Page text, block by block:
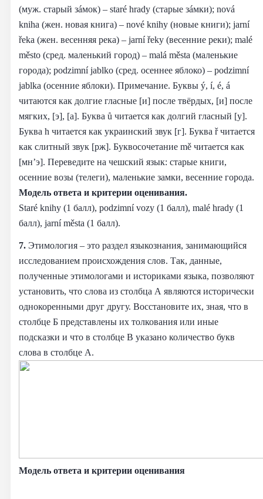
(муж. старый зáмок) – staré hrady (старые зáмки); nová
kniha (жен. новая книга) – nové knihy (новые книги); jarní
řeka (жен. весенняя река) – jarní řeky (весенние реки); malé
město (сред. маленький город) – malá města (маленькие
города); podzimní jablko (сред. осеннее яблоко) – podzimní
jablka (осенние яблоки). Примечание. Буквы ý, í, é, á
читаются как долгие гласные [и] после твёрдых, [и] после
мягких, [э], [а]. Буква ů читается как долгий гласный [у].
Буква h читается как украинский звук [г]. Буква ř читается
как слитный звук [рж]. Буквосочетание mě читается как
[мн’э]. Переведите на чешский язык: старые книги,
осенние возы (телеги), маленькие замки, весенние города.
Модель ответа и критерии оценивания.
Staré knihy (1 балл), podzimní vozy (1 балл), malé hrady (1
балл), jarní města (1 балл).
7. Этимология – это раздел языкознания, занимающийся
исследованием происхождения слов. Так, данные,
полученные этимологами и историками языка, позволяют
установить, что слова из столбца А являются исторически
однокоренными друг другу. Восстановите их, зная, что в
столбце Б представлены их толкования или иные
подсказки и что в столбце В указано количество букв
слова в столбце А.
Модель ответа и критерии оценивания